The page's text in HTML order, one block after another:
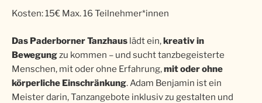
Kosten: 15€ Max. 16 Teilnehmer*innen
Das Paderborner Tanzhaus lädt ein,kreativ in
Bewegungzu kommen – und sucht tanzbegeisterte
Menschen, mit oder ohne Erfahrung,mit oder ohne
körperliche Einschränkung. Adam Benjamin ist ein
Meister darin, Tanzangebote inklusiv zu gestalten und